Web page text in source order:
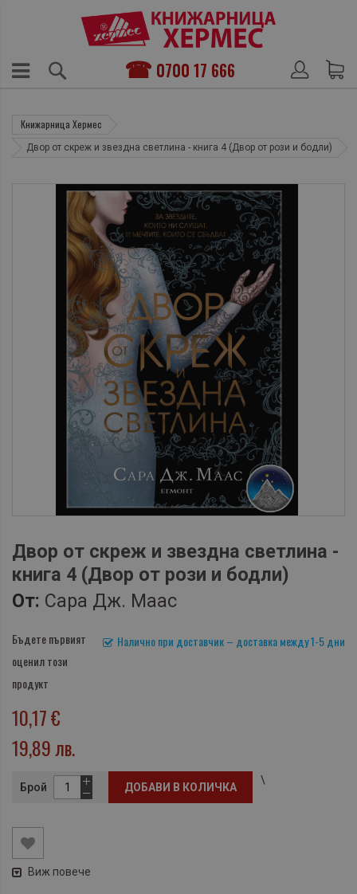
0700 17 666
Книжарница Хермес
Двор от скреж и звездна светлина - книга 4 (Двор от рози и бодли)
Двор от скреж и звездна светлина -
книга 4 (Двор от рози и бодли)
От: Сара Дж. Маас
Налично при доставчик – доставка между 1-5 дни
Бъдете първият
оценил този
продукт
10,17 €
19,89 лв.
Брой ДОБАВИ В КОЛИЧКА
\
Виж повече